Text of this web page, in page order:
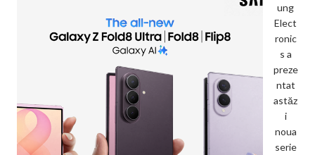
ung
Elect
ronic
s a
preze
ntat
astăz
i
noua
serie